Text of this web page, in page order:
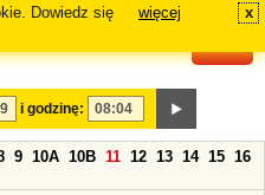
Dowiedz się
więcej x
i godzinę:
9 10A 10B 11 12 13 14 15 16